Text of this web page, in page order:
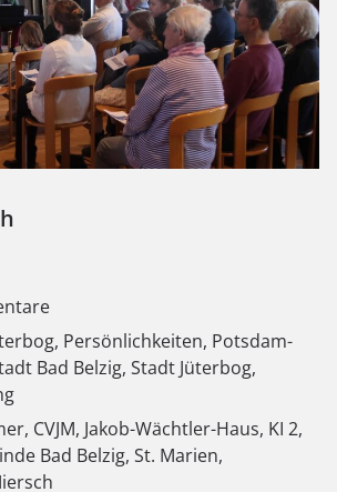
, Persönlichkeiten, Potsdam-
Bad Belzig, Stadt Jüterbog,
, CVJM, Jakob-Wächtler-Haus, KI 2,
Bad Belzig, St. Marien,